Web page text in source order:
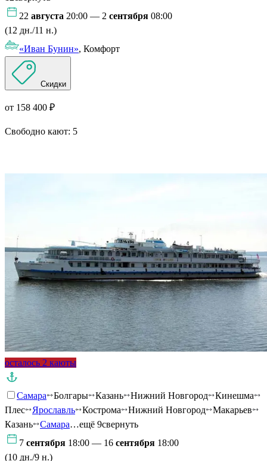
22 августа 20:00 — 2 сентября 08:00
(12 дн./11 н.)
«Иван Бунин», Комфорт
Скидки
от 158 400 ₽
Свободно кают: 5
осталось 2 каюты
Самара Болгары Казань Нижний Новгород
Кинешма
Плес
Ярославль Кострома Нижний Новгород
Макарьев
Казань
Самара…ещё 9свернуть
7 сентября 18:00 — 16 сентября 18:00
(10 дн./9 н.)